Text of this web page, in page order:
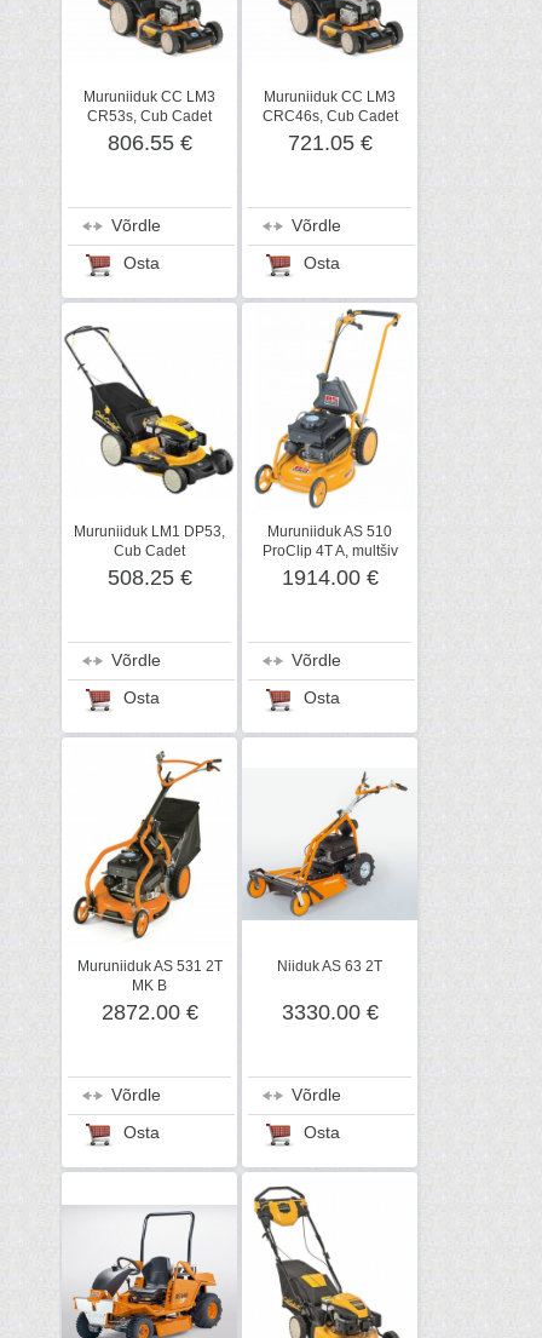
Muruniiduk CC LM3
CR53s, Cub Cadet
806.55 €
Võrdle
Osta
Muruniiduk CC LM3
CRC46s, Cub Cadet
721.05 €
Võrdle
Osta
Muruniiduk LM1 DP53,
Cub Cadet
508.25 €
Võrdle
Osta
Muruniiduk AS 510
ProClip 4T A, multšiv
1914.00 €
Võrdle
Osta
Muruniiduk AS 531 2T
MK B
2872.00 €
Võrdle
Osta
Niiduk AS 63 2T
3330.00 €
Võrdle
Osta